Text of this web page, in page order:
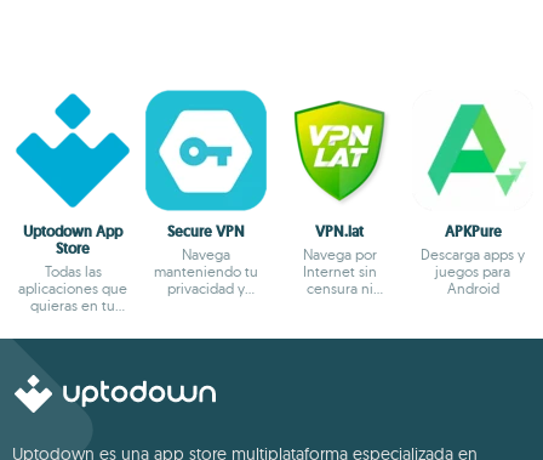
Uptodown App
Store
Todas las
aplicaciones que
quieras en tu
Secure VPN
Navega
manteniendo tu
privacidad y
VPN.lat
Navega por
Internet sin
censura ni
APKPure
Descarga apps y
juegos para
Android
Uptodown es una app store multiplataforma especializada en